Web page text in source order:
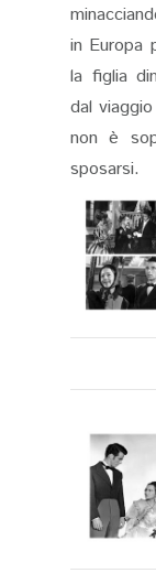
in Europa
la figlia
dal
non è
sposarsi.